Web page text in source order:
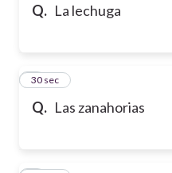
Q. La lechuga
Q. Las zanahorias
2
30 sec